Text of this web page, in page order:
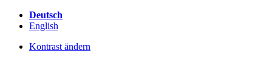
Deutsch
English
Kontrast ändern